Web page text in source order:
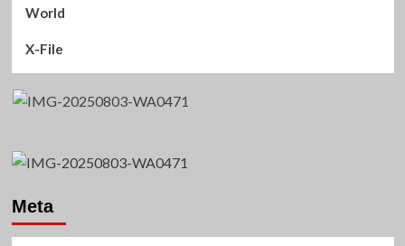
World
X-File
Meta